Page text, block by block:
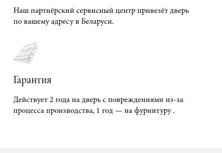
Наш партнёрский сервисный центр привезёт дверь
по вашему адресу в Беларуси.
Гарантия
Действует 2 года на дверь с повреждениями из-за
процесса производства, 1 год — на фурнитуру .